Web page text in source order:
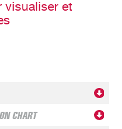
visualiser et
CHART